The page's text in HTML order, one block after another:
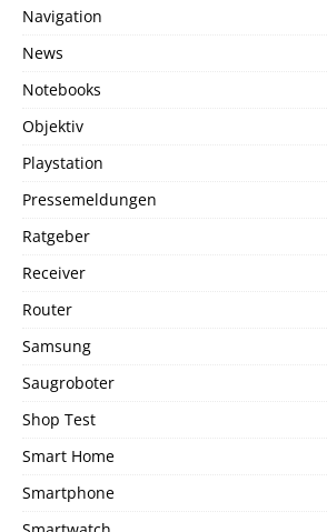
Navigation
News
Notebooks
Objektiv
Playstation
Pressemeldungen
Ratgeber
Receiver
Router
Samsung
Saugroboter
Shop Test
Smart Home
Smartphone